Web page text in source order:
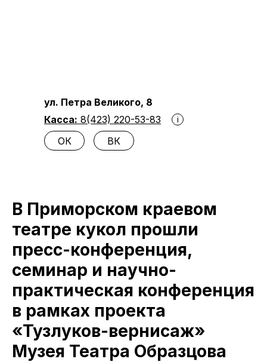
ул. Петра Великого, 8
Касса: 8(423) 220-53-83
ВК
ОК
i
В Приморском краевом
театре кукол прошли
пресс-конференция,
семинар и научно-
практическая конференция
в рамках проекта
«Тузлуков-вернисаж»
Музея Театра Образцова